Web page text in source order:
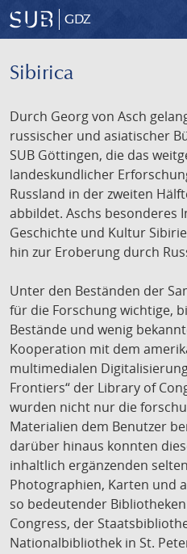
GDZ
Sibirica
Durch Georg von Asch
russischer und asiatischer
SUB Göttingen, die das
landeskundlicher
Russland in der zweiten
abbildet. Aschs besonderes
Geschichte und Kultur
hin zur Eroberung durch
Unter den Beständen der
für die Forschung wichtige,
Bestände und wenig
Kooperation mit dem
multimedialen
Frontiers“ der Library of
wurden nicht nur die
Materialien dem Benutzer
darüber hinaus konnten
inhaltlich ergänzenden
Photographien, Karten und
so bedeutender
Congress, der
Nationalbibliothek in St.